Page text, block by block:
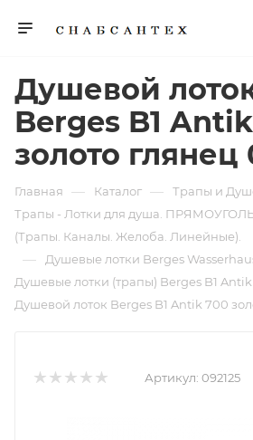
Душевой
Berges B1
золото глянец
Главная — Каталог — Трапы и
Трапы - Лотки для душа.
(Трапы. Каналы. Желоба. Линейные).
— Душевые лотки Berges
Душевые лотки (трапы) Berges B1 Antik
Душевой лоток Berges B1 Antik 700
Артикул: 092125